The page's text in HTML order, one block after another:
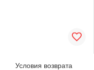
Условия возврата